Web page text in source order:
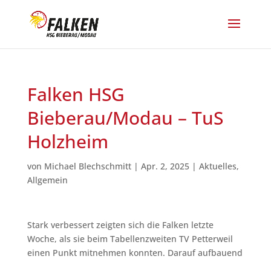
Falken HSG
Bieberau/Modau – TuS
Holzheim
von Michael Blechschmitt| Apr. 2, 2025| Aktuelles,
Allgemein
Stark verbessert zeigten sich die Falken letzte
Woche, als sie beim Tabellenzweiten TV Petterweil
einen Punkt mitnehmen konnten. Darauf aufbauend